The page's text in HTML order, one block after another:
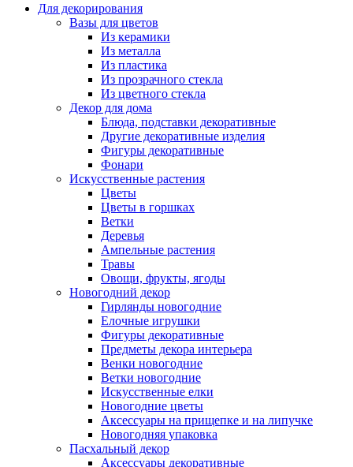
Для декорирования
Вазы для цветов
Из керамики
Из металла
Из пластика
Из прозрачного стекла
Из цветного стекла
Декор для дома
Блюда, подставки декоративные
Другие декоративные изделия
Фигуры декоративные
Фонари
Искусственные растения
Цветы
Цветы в горшках
Ветки
Деревья
Ампельные растения
Травы
Овощи, фрукты, ягоды
Новогодний декор
Гирлянды новогодние
Елочные игрушки
Фигуры декоративные
Предметы декора интерьера
Венки новогодние
Ветки новогодние
Искусственные елки
Новогодние цветы
Аксессуары на прищепке и на липучке
Новогодняя упаковка
Пасхальный декор
Аксессуары декоративные